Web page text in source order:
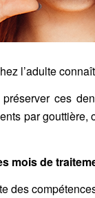
l’adulte connaît
ces
par
mois de
des